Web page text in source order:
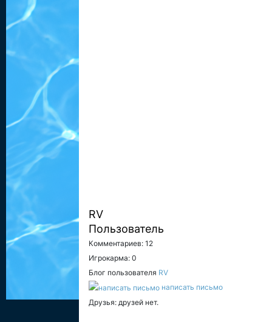
RV
Пользователь
Комментариев: 12
Игрокарма: 0
Блог пользователя RV
написать письмо
Друзья: друзей нет.